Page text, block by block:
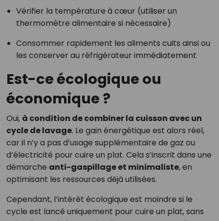
Vérifier la température à cœur (utiliser un
thermomètre alimentaire si nécessaire)
Consommer rapidement les aliments cuits ainsi ou
les conserver au réfrigérateur immédiatement
Est-ce écologique ou
économique ?
Oui, à condition de combiner la cuisson avec un
cycle de lavage. Le gain énergétique est alors réel,
car il n’y a pas d’usage supplémentaire de gaz ou
d’électricité pour cuire un plat. Cela s’inscrit dans une
démarche anti-gaspillage et minimaliste, en
optimisant les ressources déjà utilisées.
Cependant, l’intérêt écologique est moindre si le
cycle est lancé uniquement pour cuire un plat, sans